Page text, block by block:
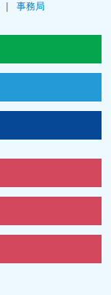
事務局